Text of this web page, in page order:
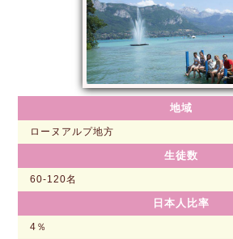
地域
ローヌアルプ地方
生徒数
60-120名
日本人比率
4％